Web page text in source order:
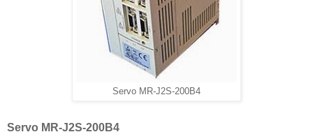
Servo MR-J2S-200B4
Servo MR-J2S-200B4